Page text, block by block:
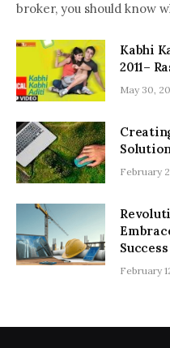
broker, you should know
Kabhi
2011–
May 30,
February
Success
February